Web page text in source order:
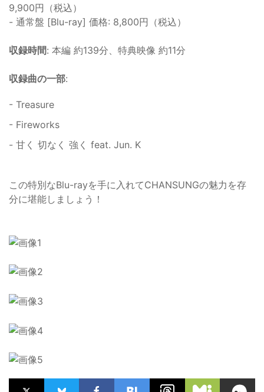
9,900円（税込）
- 通常盤 [Blu-ray] 価格: 8,800円（税込）
収録時間: 本編 約139分、特典映像 約11分
収録曲の一部:
- Treasure
- Fireworks
- 甘く 切なく 強く feat. Jun. K
この特別なBlu-rayを手に入れてCHANSUNGの魅力を存
分に堪能しましょう！